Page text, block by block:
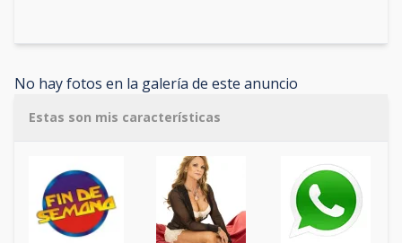
No hay fotos en la galería de este anuncio
Estas son mis características